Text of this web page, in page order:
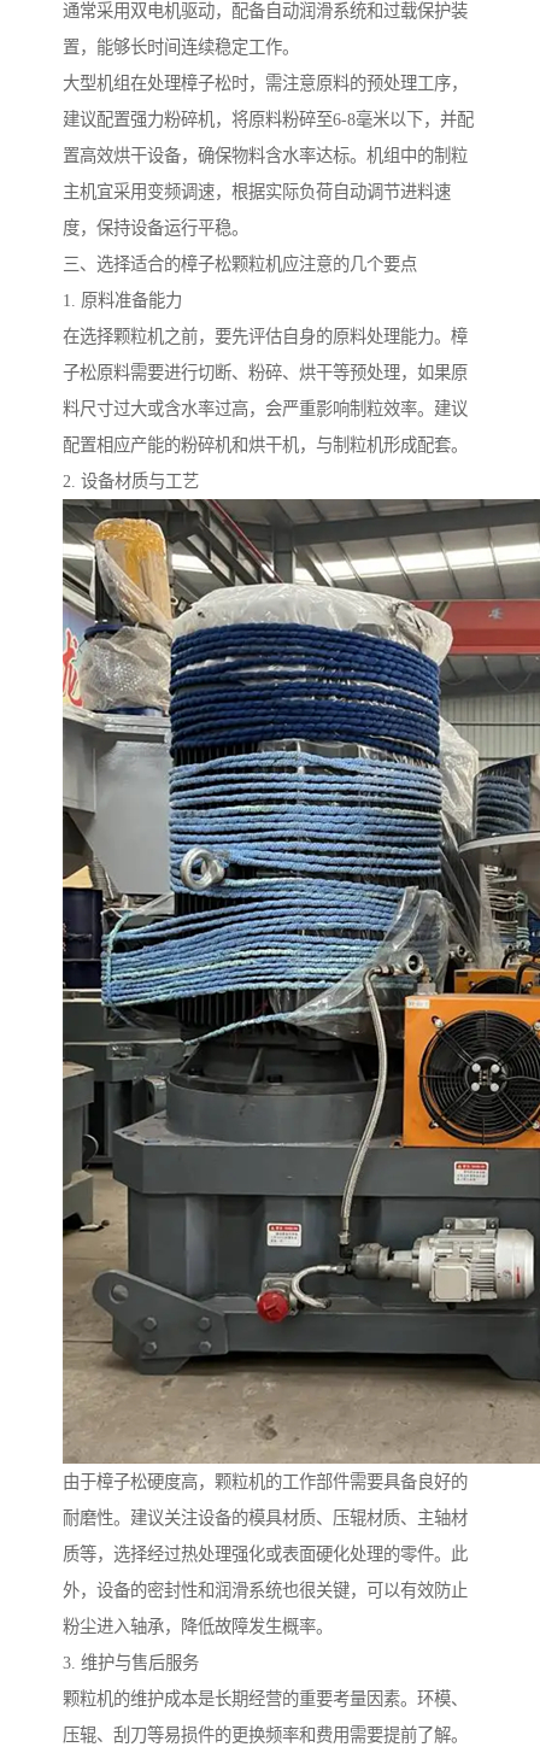
通常采用双电机驱动，配备自动润滑系统和过载保护装
置，能够长时间连续稳定工作。
大型机组在处理樟子松时，需注意原料的预处理工序，
建议配置强力粉碎机，将原料粉碎至6-8毫米以下，并配
置高效烘干设备，确保物料含水率达标。机组中的制粒
主机宜采用变频调速，根据实际负荷自动调节进料速
度，保持设备运行平稳。
三、选择适合的樟子松颗粒机应注意的几个要点
1. 原料准备能力
在选择颗粒机之前，要先评估自身的原料处理能力。樟
子松原料需要进行切断、粉碎、烘干等预处理，如果原
料尺寸过大或含水率过高，会严重影响制粒效率。建议
配置相应产能的粉碎机和烘干机，与制粒机形成配套。
2. 设备材质与工艺
由于樟子松硬度高，颗粒机的工作部件需要具备良好的
耐磨性。建议关注设备的模具材质、压辊材质、主轴材
质等，选择经过热处理强化或表面硬化处理的零件。此
外，设备的密封性和润滑系统也很关键，可以有效防止
粉尘进入轴承，降低故障发生概率。
3. 维护与售后服务
颗粒机的维护成本是长期经营的重要考量因素。环模、
压辊、刮刀等易损件的更换频率和费用需要提前了解。